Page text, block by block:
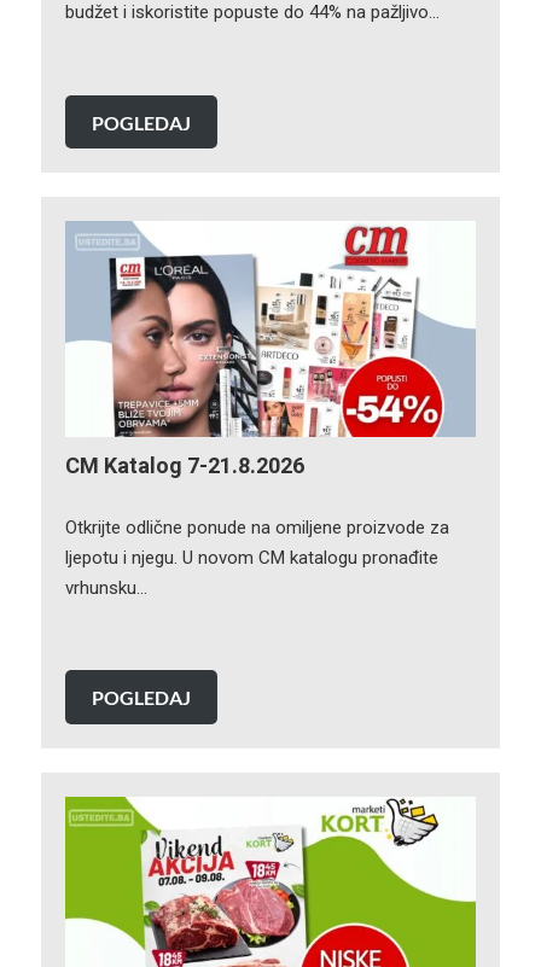
budžet i iskoristite popuste do 44% na pažljivo…
POGLEDAJ
CM Katalog 7-21.8.2026
Otkrijte odlične ponude na omiljene proizvode za
ljepotu i njegu. U novom CM katalogu pronađite
vrhunsku…
POGLEDAJ